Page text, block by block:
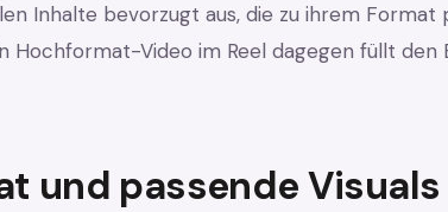
Inhalte bevorzugt aus, die zu ihrem
Hochformat-Video im Reel dagegen füllt den
und passende Visuals